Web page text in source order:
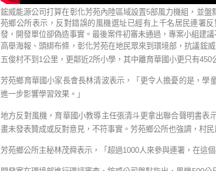
鋐威能源公司打算在彰化芳苑內陸區域設置5部風力機組，並
苑鄉公所表示，反對錯誤的風機選址已經有上千名居民連署
發，開發單位卻偽造事實。最後案件初審未通過，專案小組建議
高舉海報、頭綁布條，彰化芳苑在地民眾來到環境部，抗議鋐
五俊村不到1公里，更鄰近2所小學，其中離育華國小更只有450
芳苑鄉育華國小家長會長林清波表示，「更令人擔憂的是，學
進一步影響學習效果。」
地方反對風機，育華國小教導主任張清斗更拿出聯合聲明書表
畫未發表贊成或反對意見，不符事實。芳苑鄉公所也強調，村
芳苑鄉公所主秘林茂舜表示，「超過1000人來參與連署，在這